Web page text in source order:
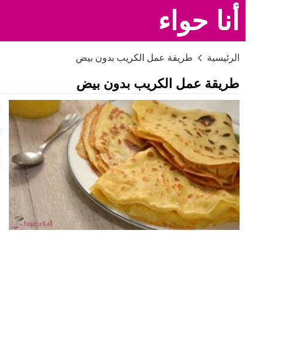
أنا حواء
الرئيسية طريقة عمل الكريب بدون بيض
طريقة عمل الكريب بدون بيض